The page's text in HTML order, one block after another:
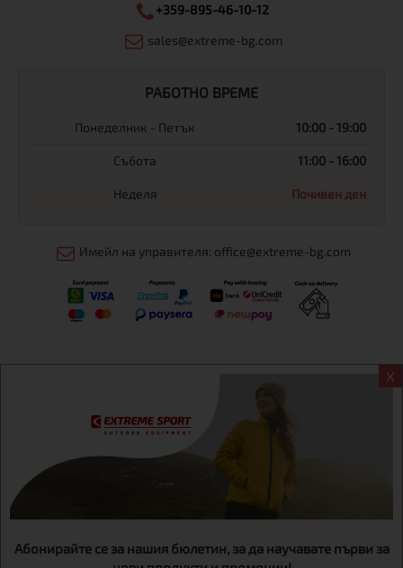
X
Абонирайте се за нашия бюлетин, за да научавате първи за
+359-895-46-10-12
sales@extreme-bg.com
РАБОТНО ВРЕМЕ
Понеделник - Петък 10:00 - 19:00
Събота 11:00 - 16:00
Неделя Почивен ден
Имейл на управителя: office@extreme-bg.com
Екстрем спорт ЕООД, BG131452613, административен адрес
гр. София, Овча купел, ул.692, №12, офис 1, магазини